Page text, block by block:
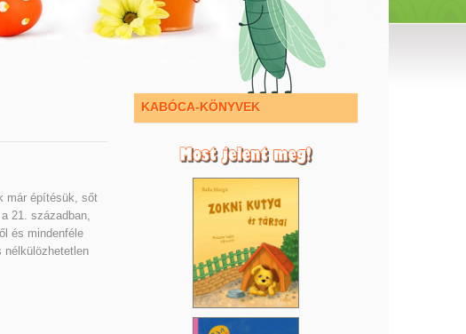
már építésük, sőt
21. században,
és mindenféle
KABÓCA-KÖNYVEK